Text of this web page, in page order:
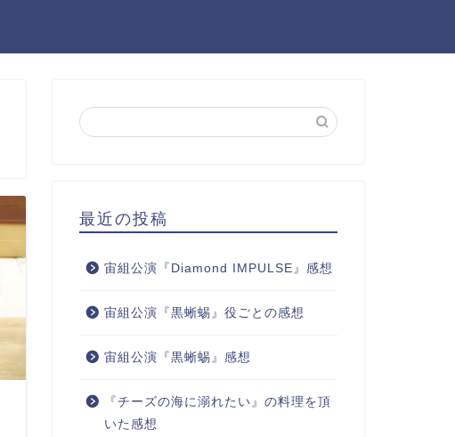
最近の投稿
宙組公演『Diamond IMPULSE』感想
宙組公演『黒蜥蜴』役ごとの感想
宙組公演『黒蜥蜴』感想
『チーズの海に溺れたい』の料理を頂
いた感想